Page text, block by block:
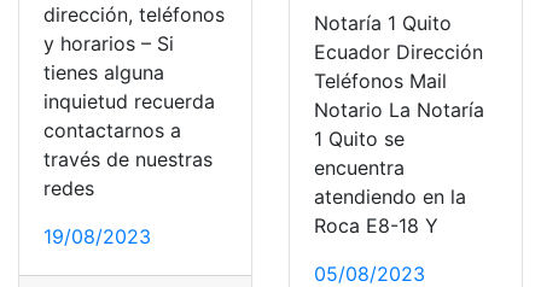
dirección, teléfonos
y horarios – Si
tienes alguna
inquietud recuerda
contactarnos a
través de nuestras
redes
19/08/2023
Notaría 1 Quito
Ecuador Dirección
Teléfonos Mail
Notario La Notaría
1 Quito se
encuentra
atendiendo en la
Roca E8-18 Y
05/08/2023